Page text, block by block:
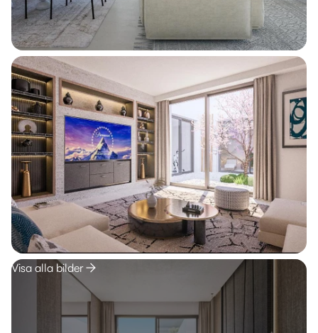
Visa alla bilder